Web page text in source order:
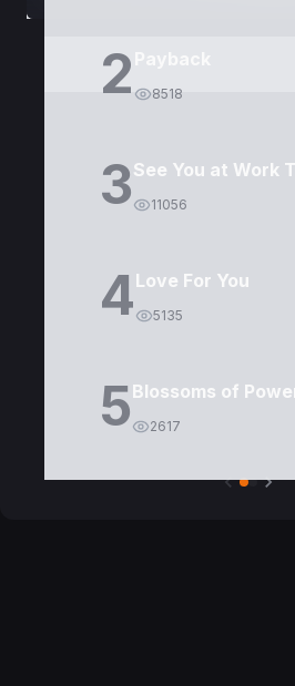
2 8518
3See You at Work
11056
4Love For You
5135
5Blossoms of
2617